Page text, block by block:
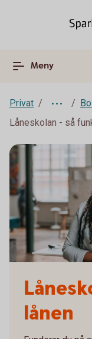
Meny
Privat
Låneskolan - så
lånen